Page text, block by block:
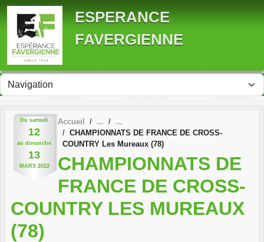
ESPERANCE
FAVERGIENNE
Du samedi
12
au dimanche
13
MARS 2022
Accueil
CHAMPIONNATS DE FRANCE DE CROSS-
COUNTRY Les Mureaux (78)
CHAMPIONNATS DE
FRANCE DE CROSS-
COUNTRY LES MUREAUX
(78)
Panneau de gestion des cookies